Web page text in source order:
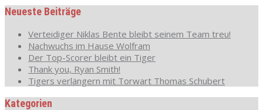
Neueste Beiträge
Verteidiger Niklas Bente bleibt seinem Team treu!
Nachwuchs im Hause Wolfram
Der Top-Scorer bleibt ein Tiger
Thank you, Ryan Smith!
Tigers verlängern mit Torwart Thomas Schubert
Kategorien